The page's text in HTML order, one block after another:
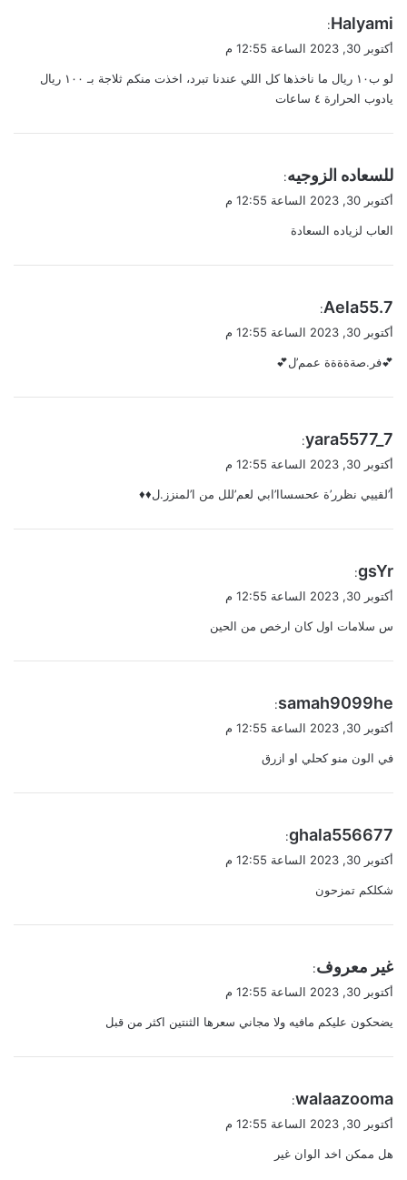
ي
ق
ل
Halyami
:
أكتوبر 30, 2023 الساعة 12:55 م
لو ب١٠ ريال ما ناخذها كل اللي عندنا تبرد، اخذت منكم ثلاجة بـ ١٠٠ ريال
يادوب الحرارة ٤ ساعات
ي
ق
ل
للسعاده الزوجيه:
أكتوبر 30, 2023 الساعة 12:55 م
العاب لزياده السعادة
ي
ق
ل
Aela55.7
:
أكتوبر 30, 2023 الساعة 12:55 م
💕فر.صةةةةة عمم’ل💕
ي
ق
ل
yara5577_7
:
أكتوبر 30, 2023 الساعة 12:55 م
أ’لقييي نظرر’ة عحسساا’ابي لعم’للل من ا’لمنزز.ل♦️♦️
ي
ق
ل
gsYr
:
أكتوبر 30, 2023 الساعة 12:55 م
س سلامات اول كان ارخص من الحين
ي
ق
ل
samah9099he
:
أكتوبر 30, 2023 الساعة 12:55 م
في الون منو كحلي او ازرق
ي
ق
ل
ghala556677
:
أكتوبر 30, 2023 الساعة 12:55 م
شكلكم تمزحون
ي
ق
ل
غير معروف:
أكتوبر 30, 2023 الساعة 12:55 م
يضحكون عليكم مافيه ولا مجاني سعرها الثنتين اكثر من قبل
ي
ق
ل
walaazooma
:
أكتوبر 30, 2023 الساعة 12:55 م
هل ممكن اخد الوان غير